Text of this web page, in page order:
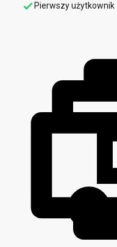
Pierwszy użytkownik